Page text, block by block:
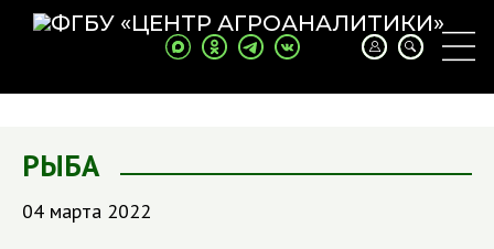
РЫБА
04 марта 2022